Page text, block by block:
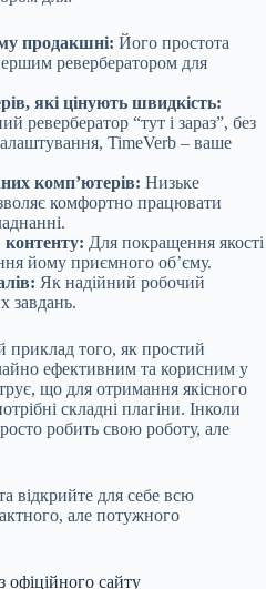
продакшні: Його простота
ревербератором для
які цінують швидкість:
ревербератор “тут і зараз”, без
TimeVerb – ваше
комп’ютерів: Низьке
комфортно працювати
контенту: Для покращення якості
йому приємного об’єму.
Як надійний робочий
завдань.
приклад того, як простий
ефективним та корисним у
що для отримання якісного
складні плагіни. Інколи
робить свою роботу, але
відкрийте для себе всю
але потужного
офіційного сайту